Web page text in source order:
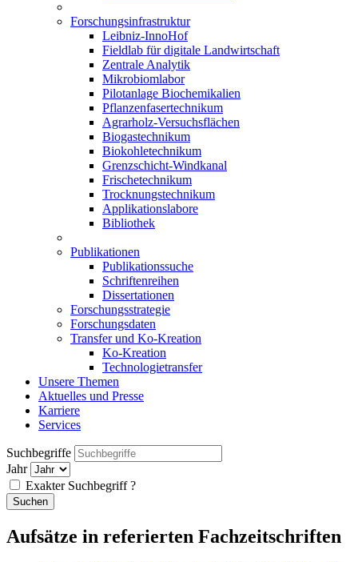
Forschungsinfrastruktur
Leibniz-InnoHof
Fieldlab für digitale Landwirtschaft
Zentrale Analytik
Mikrobiomlabor
Pilotanlage Biochemikalien
Pflanzenfasertechnikum
Agrarholz-Versuchsflächen
Biogastechnikum
Biokohletechnikum
Grenzschicht-Windkanal
Frischetechnikum
Trocknungstechnikum
Applikationslabore
Bibliothek
Publikationen
Publikationssuche
Schriftenreihen
Dissertationen
Forschungsstrategie
Forschungsdaten
Transfer und Ko-Kreation
Ko-Kreation
Technologietransfer
Unsere Themen
Aktuelles und Presse
Karriere
Services
Suchbegriffe
Jahr
Exakter Suchbegriff ?
Aufsätze in referierten Fachzeitschriften